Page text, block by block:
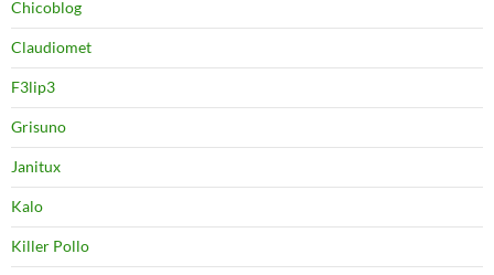
Chicoblog
Claudiomet
F3lip3
Grisuno
Janitux
Kalo
Killer Pollo